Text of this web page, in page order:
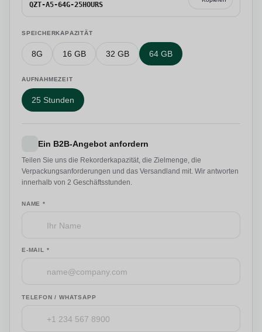
QZT-A5-64G-25HOURS
SPEICHERKAPAZITÄT
8G 16 GB 32 GB 64 GB
AUFNAHMEZEIT
25 Stunden
Ein B2B-Angebot anfordern
Teilen Sie uns die Rekorderkapazität, die Zielmenge, die
Verpackungsanforderungen und das Versandland mit. Wir antworten
innerhalb von 2 Geschäftsstunden.
NAME *
E-MAIL *
TELEFON / WHATSAPP